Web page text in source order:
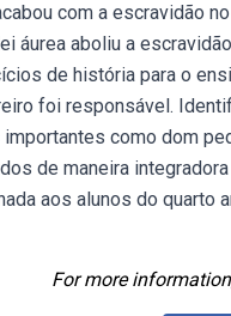
com a escravidão
áurea aboliu a
de história para o
foi responsável.
como dom
de maneira
aos alunos do
For more